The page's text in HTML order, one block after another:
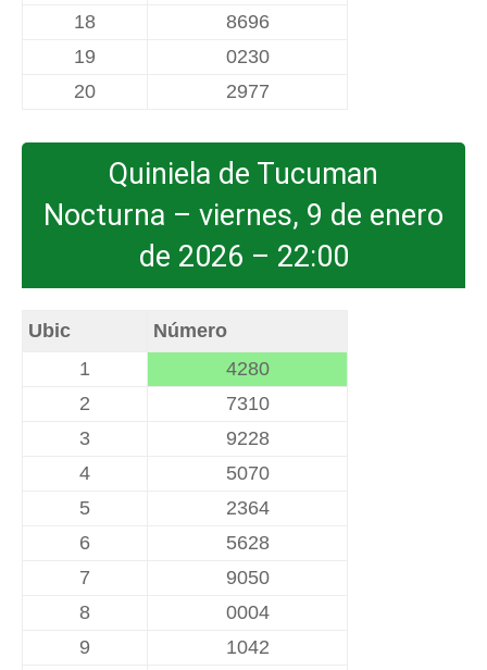
18
8696
19
0230
20
2977
Quiniela de Tucuman
Nocturna – viernes, 9 de enero
de 2026 – 22:00
Ubic
Número
1
4280
2
7310
3
9228
4
5070
5
2364
6
5628
7
9050
8
0004
9
1042